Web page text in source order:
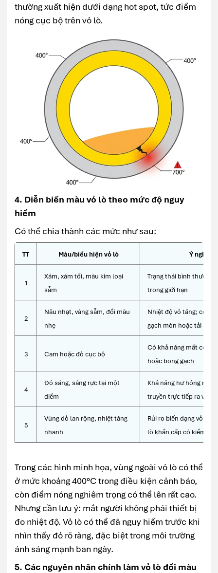
thường xuất hiện dưới dạng hot spot, tức điểm
nóng cục bộ trên vỏ lò.
4. Diễn biến màu vỏ lò theo mức độ nguy
hiểm
Có thể chia thành các mức như sau:
TT Màu/biểu hiện vỏ lò Ý nghĩa
1
Xám, xám tối, màu kim loại
sẫm
Trạng thái bình thường
trong giới hạn
2
Nâu nhạt, vàng sẫm, đổi màu
nhẹ
Nhiệt độ vỏ tăng; có
gạch mòn hoặc tải
3 Cam hoặc đỏ cục bộ
Có khả năng mất
hoặc bong gạch
4
Đỏ sáng, sáng rực tại một
điểm
Khả năng hư hỏng
truyền trực tiếp ra vỏ
5
Vùng đỏ lan rộng, nhiệt tăng
nhanh
Rủi ro biến dạng vỏ lò,
lò khẩn cấp có kiểm
Trong các hình minh họa, vùng ngoài vỏ lò có thể
ở mức khoảng 400°C trong điều kiện cảnh báo,
còn điểm nóng nghiêm trọng có thể lên rất cao.
Nhưng cần lưu ý: mắt người không phải thiết bị
đo nhiệt độ. Vỏ lò có thể đã nguy hiểm trước khi
nhìn thấy đỏ rõ ràng, đặc biệt trong môi trường
ánh sáng mạnh ban ngày.
5. Các nguyên nhân chính làm vỏ lò đổi màu